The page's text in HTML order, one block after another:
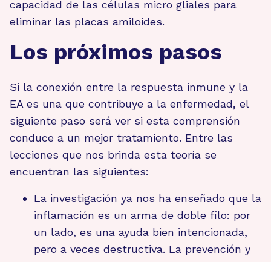
capacidad de las células micro gliales para
eliminar las placas amiloides.
Los próximos pasos
Si la conexión entre la respuesta inmune y la
EA es una que contribuye a la enfermedad, el
siguiente paso será ver si esta comprensión
conduce a un mejor tratamiento. Entre las
lecciones que nos brinda esta teoría se
encuentran las siguientes:
La investigación ya nos ha enseñado que la
inflamación es un arma de doble filo: por
un lado, es una ayuda bien intencionada,
pero a veces destructiva. La prevención y